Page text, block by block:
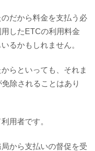
だから料金を支払う必
したETCの利用料金
るかもしれません。
らといっても、それま
除されることはあり
用者です。
から支払いの督促を受